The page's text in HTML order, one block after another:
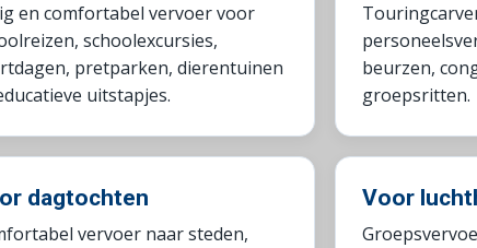
en comfortabel vervoer voor
schoolexcursies,
pretparken, dierentuinen
uitstapjes.
beurzen,
groepsritten.
dagtochten
vervoer naar steden,
Voor